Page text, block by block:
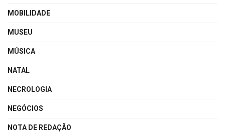
MOBILIDADE
MUSEU
MÚSICA
NATAL
NECROLOGIA
NEGÓCIOS
NOTA DE REDAÇÃO